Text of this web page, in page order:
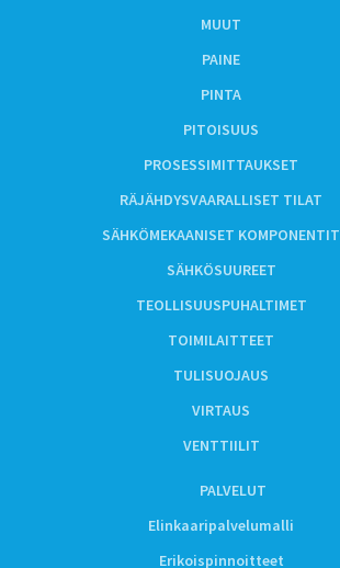
MUUT
PAINE
PINTA
PITOISUUS
PROSESSIMITTAUKSET
RÄJÄHDYSVAARALLISET TILAT
SÄHKÖMEKAANISET KOMPONENTIT
SÄHKÖSUUREET
TEOLLISUUSPUHALTIMET
TOIMILAITTEET
TULISUOJAUS
VIRTAUS
VENTTIILIT
PALVELUT
Elinkaaripalvelumalli
Erikoispinnoitteet